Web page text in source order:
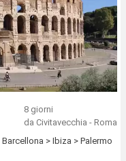
8 giorni
da Civitavecchia - Roma
> Ibiza > Palermo